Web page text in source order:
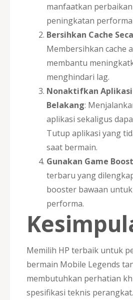
manfaatkan
peningkatan
Bersihkan Cache
Membersihkan cache
membantu
menghindari lag.
Nonaktifkan
Belakang:
aplikasi sekaligus
Tutup aplikasi yang
saat bermain.
Gunakan Game
terbaru yang
booster bawaan
performa.
Memilih HP terbaik untuk
bermain Mobile Legends
membutuhkan perhatian
spesifikasi teknis